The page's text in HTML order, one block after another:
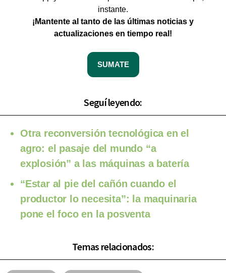
instante.
¡Mantente al tanto de las últimas noticias y
actualizaciones en tiempo real!
SUMATE
Seguí leyendo:
Otra reconversión tecnológica en el
agro: el pasaje del mundo “a
explosión” a las máquinas a batería
“Estar al pie del cañón cuando el
productor lo necesita”: la maquinaria
pone el foco en la posventa
Temas relacionados: